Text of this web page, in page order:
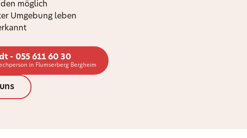
möglich
Umgebung leben
- 055 611 60 30
in Flumserberg Bergheim